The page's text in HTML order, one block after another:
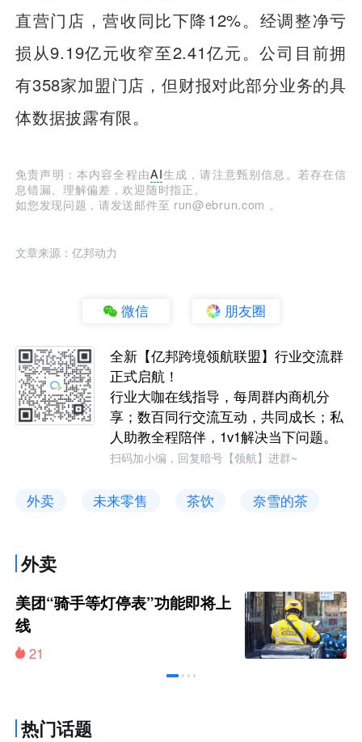
直营门店，营收同比下降12%。经调整净亏
损从9.19亿元收窄至2.41亿元。公司目前拥
有358家加盟门店，但财报对此部分业务的具
体数据披露有限。
免责声明：本内容全程由AI生成，请注意甄别信息。若存在信
息错漏、理解偏差，欢迎随时指正。
如您发现问题，请发送邮件至 run@ebrun.com 。
文章来源：亿邦动力
微信 朋友圈
全新【亿邦跨境领航联盟】行业交流群
正式启航！
行业大咖在线指导，每周群内商机分
享；数百同行交流互动，共同成长；私
人助教全程陪伴，1v1解决当下问题。
扫码加小编，回复暗号【领航】进群~
外卖 未来零售 茶饮 奈雪的茶
外卖
美团“骑手等灯停表”功能即将上
线
21
热门话题